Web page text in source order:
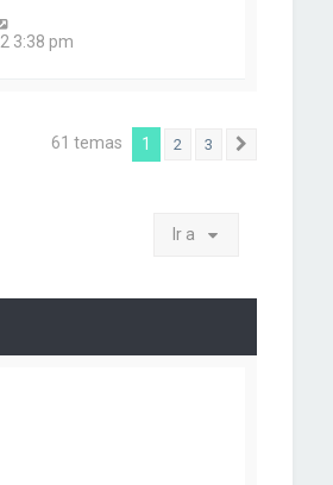
3:38 pm
61 temas 1 2 3
Ir a